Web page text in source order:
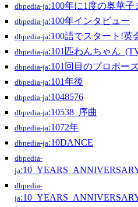
dbpedia-ja:100年に1度の奥華子
dbpedia-ja:100年インタビュー
dbpedia-ja:100語でスタート!英
dbpedia-ja:101匹わんちゃん
dbpedia-ja:101回目のプロポー
dbpedia-ja:101年後
dbpedia-ja:1048576
dbpedia-ja:10538_序曲
dbpedia-ja:1072年
dbpedia-ja:10DANCE
dbpedia-
ja
dbpedia-
ja